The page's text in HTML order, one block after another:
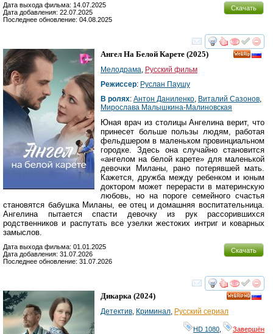
Скачать
Дата выхода фильма: 14.07.2025
Дата добавления: 22.07.2025
Последнее обновление: 04.08.2025
смотреть
Ангел На Белой Карете (2025)
Мелодрама Русский фильм
Режиссер: Руслан Паушу
В ролях: Антон Даниленко Виталий Сазонов
Мирослава Малышкина-Малиновская
Юная врач из столицы Ангелина верит, что
принесет больше пользы людям, работая
фельдшером в маленьком провинциальном
городке. Здесь она случайно становится
«ангелом на белой карете» для маленькой
девочки Миланы, рано потерявшей мать.
Кажется, дружба между ребенком и юным
доктором может перерасти в материнскую
любовь, но на пороге семейного счастья
становятся бабушка Миланы, ее отец и домашняя воспитательница.
Ангелина пытается спасти девочку из рук рассорившихся
родственников и распутать все узелки жестоких интриг и коварных
замыслов.
Скачать
Дата выхода фильма: 01.01.2025
Дата добавления: 31.07.2026
Последнее обновление: 31.07.2026
смотреть
Дикарка (2024)
Детектив, Криминал, Русский сериал
HD 1080 Завершён